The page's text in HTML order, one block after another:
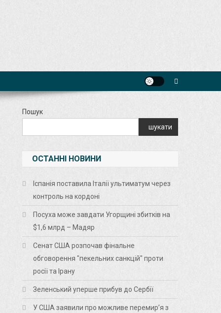
Пошук
шукати
ОСТАННІ НОВИНИ
Іспанія поставила Італії ультиматум через
контроль на кордоні
Посуха може завдати Угорщині збитків на
$1,6 млрд – Мадяр
Сенат США розпочав фінальне
обговорення "пекельних санкцій" проти
росії та Ірану
Зеленський уперше прибув до Сербії
У США заявили про можливе перемир’я з